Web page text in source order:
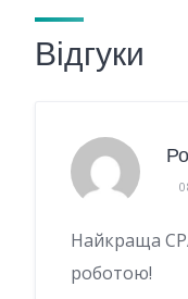
Відгуки
Найкраща
роботою!